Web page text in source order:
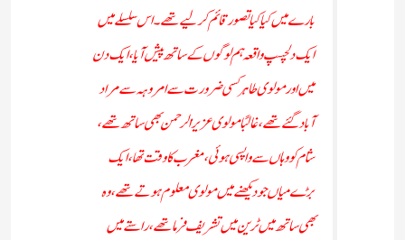
بارے میں کیا کیا تصور قائم کر لیے تھے۔ اس سلسلے میں
ایک دلچسپ واقعہ ہم لوگوں کے ساتھ پیش آیا، ایک دن
میں اور مولوی طاہر کسی ضرورت سے امروہہ سے مراد
آباد گئے تھے، غالبًا مولوی عزیز الرحمن بھی ساتھ تھے ،
شام کو وہاں سے واپسی ہوئی ،مغرب کا وقت تھا، ایک
بڑے میاں جو دیکھنے میں مولوی معلوم ہوتے تھے، وہ
بھی ساتھ میں ٹرین میں تشریف فرما تھے، راستے میں